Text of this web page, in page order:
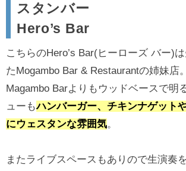
スタンバー
Hero’s Bar
こちらのHero’s Bar(ヒーローズ バー)
たMogambo Bar & Restaurantの姉妹店
Magambo Barよりもウッドベースで明
ューもハンバーガー、チキンナゲット
にウェスタンな雰囲気。
またライブスペースもありので生演奏